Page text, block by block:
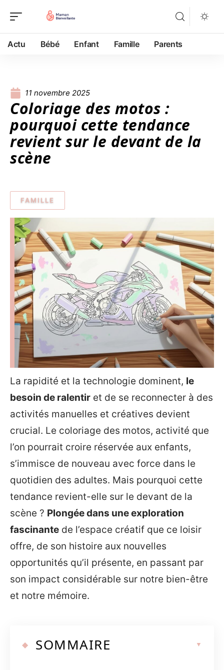
Actu Bébé Enfant Famille Parents
11 novembre 2025
Coloriage des motos :
pourquoi cette tendance
revient sur le devant de la
scène
FAMILLE
La rapidité et la technologie dominent, le
besoin de ralentir et de se reconnecter à des
activités manuelles et créatives devient
crucial. Le coloriage des motos, activité que
l’on pourrait croire réservée aux enfants,
s’immisce de nouveau avec force dans le
quotidien des adultes. Mais pourquoi cette
tendance revient-elle sur le devant de la
scène ? Plongée dans une exploration
fascinante de l’espace créatif que ce loisir
offre, de son histoire aux nouvelles
opportunités qu’il présente, en passant par
son impact considérable sur notre bien-être
et notre mémoire.
SOMMAIRE